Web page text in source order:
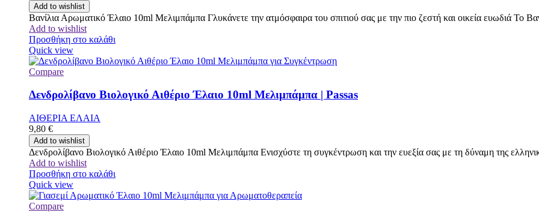
Add to wishlist
Βανίλια Αρωματικό Έλαιο 10ml Μελιμπάμπα Γλυκάνετε την ατμόσφαιρα του σπιτιού σας με την πιο ζεστή και οικεία ευωδιά Το
Add to wishlist
Προσθήκη στο καλάθι
Quick view
Compare
Δενδρολίβανο Βιολογικό Αιθέριο Έλαιο 10ml Μελιμπάμπα | Passas
ΑΙΘΕΡΙΑ ΕΛΑΙΑ
9,80 €
Add to wishlist
Δενδρολίβανο Βιολογικό Αιθέριο Έλαιο 10ml Μελιμπάμπα Ενισχύστε τη συγκέντρωση και την ευεξία σας με τη δύναμη της
Add to wishlist
Προσθήκη στο καλάθι
Quick view
Compare